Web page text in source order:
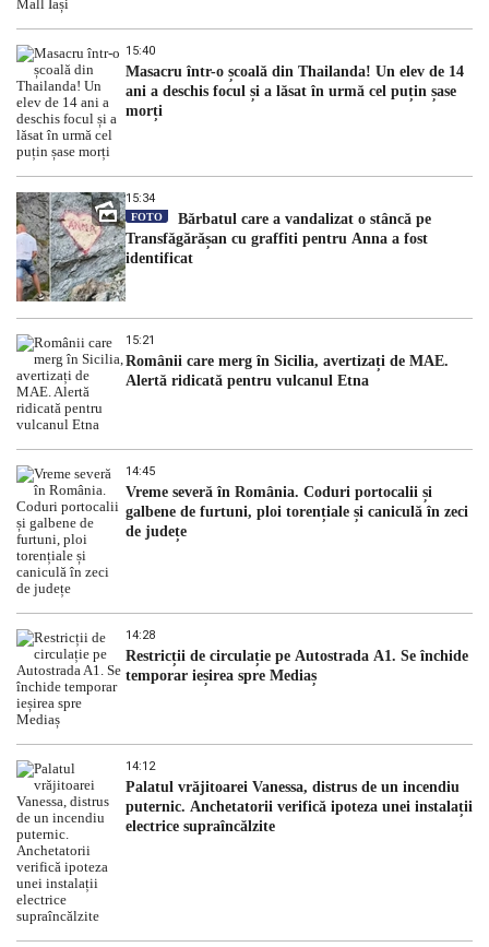
15:40
Masacru într-o școală din Thailanda! Un elev de 14
ani a deschis focul și a lăsat în urmă cel puțin șase
morți
15:34
FOTO
Bărbatul care a vandalizat o stâncă pe
Transfăgărășan cu graffiti pentru Anna a fost
identificat
15:21
Românii care merg în Sicilia, avertizați de MAE.
Alertă ridicată pentru vulcanul Etna
14:45
Vreme severă în România. Coduri portocalii și
galbene de furtuni, ploi torențiale și caniculă în zeci
de județe
14:28
Restricții de circulație pe Autostrada A1. Se închide
temporar ieșirea spre Mediaș
14:12
Palatul vrăjitoarei Vanessa, distrus de un incendiu
puternic. Anchetatorii verifică ipoteza unei instalații
electrice supraîncălzite